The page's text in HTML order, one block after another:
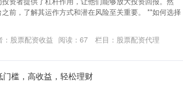
前，了解其运作方式和潜在风险至关重要。 **如何选择
：股票配资收益 阅读： 67 栏目： 股票配资代理
槛，高收益，轻松理财